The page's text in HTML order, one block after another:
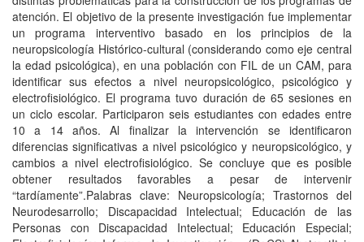
atención. El objetivo de la presente investigación fue implementar
un programa interventivo basado en los principios de la
neuropsicología Histórico-cultural (considerando como eje central
la edad psicológica), en una población con FIL de un CAM, para
identificar sus efectos a nivel neuropsicológico, psicológico y
electrofisiológico. El programa tuvo duración de 65 sesiones en
un ciclo escolar. Participaron seis estudiantes con edades entre
10 a 14 años. Al finalizar la intervención se identificaron
diferencias significativas a nivel psicológico y neuropsicológico, y
cambios a nivel electrofisiológico. Se concluye que es posible
obtener resultados favorables a pesar de intervenir
“tardíamente”.Palabras clave: Neuropsicología; Trastornos del
Neurodesarrollo; Discapacidad Intelectual; Educación de las
Personas con Discapacidad Intelectual; Educación Especial;